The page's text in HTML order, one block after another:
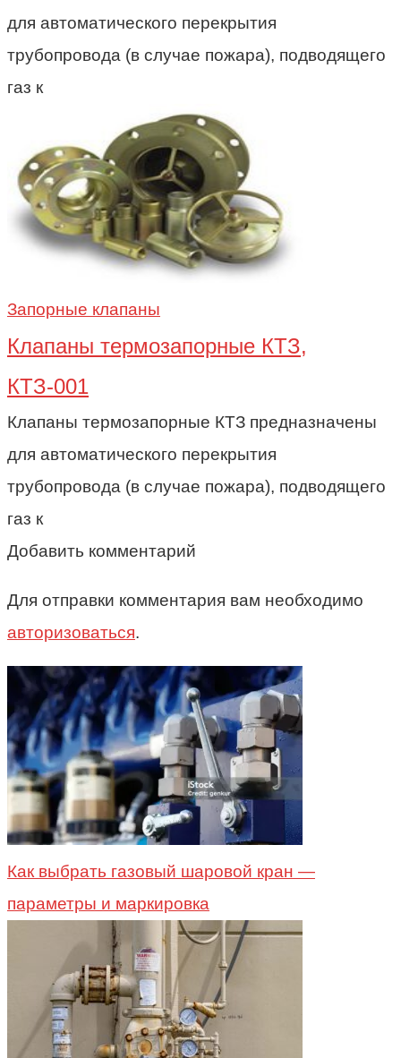
для автоматического перекрытия
трубопровода (в случае пожара), подводящего
газ к
Запорные клапаны
Клапаны термозапорные КТЗ,
КТЗ-001
Клапаны термозапорные КТЗ предназначены
для автоматического перекрытия
трубопровода (в случае пожара), подводящего
газ к
Добавить комментарий
Для отправки комментария вам необходимо
авторизоваться.
Как выбрать газовый шаровой кран —
параметры и маркировка